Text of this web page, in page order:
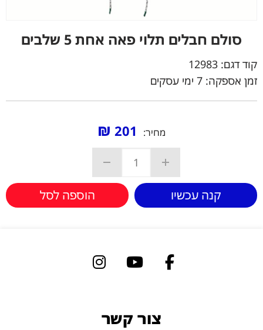
סולם חבלים תלוי פאה אחת 5 שלבים
קוד דגם: 12983
זמן אספקה: 7 ימי עסקים
מחיר: 201
₪
קנה עכשיו הוספה לסל
צור קשר